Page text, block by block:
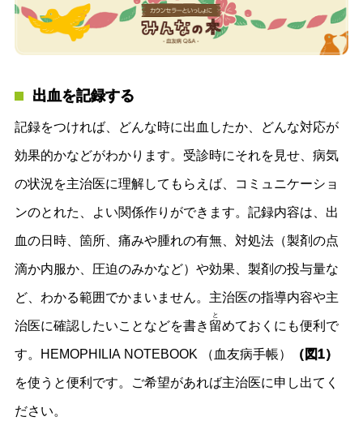
出血を記録する
記録をつければ、どんな時に出血したか、どんな対応が
効果的かなどがわかります。受診時にそれを見せ、病気
の状況を主治医に理解してもらえば、コミュニケーショ
ンのとれた、よい関係作りができます。記録内容は、出
血の日時、箇所、痛みや腫れの有無、対処法（製剤の点
滴か内服か、圧迫のみかなど）や効果、製剤の投与量な
ど、わかる範囲でかまいません。主治医の指導内容や主
治医に確認したいことなどを書き 留
と
めておくにも便利で
す。HEMOPHILIA NOTEBOOK （血友病手帳） （図1）
を使うと便利です。ご希望があれば主治医に申し出てく
ださい。